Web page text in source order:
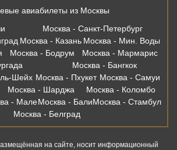
авиабилеты из Москвы
Москва - Санкт-Петербург
Москва - Казань Москва - Мин. Воды
Москва - Бодрум
Москва - Мармарис
Москва - Бангкок
Шейх Москва - Пхукет Москва - Самуи
Москва - Шарджа
Москва - Коломбо
- МалеМосква - БалиМосква - Стамбул
Москва - Белград
на сайте, носит информационный